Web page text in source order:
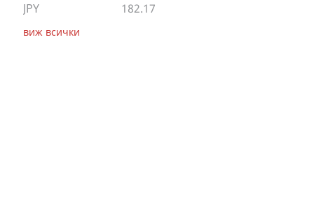
JPY
182.17
виж всички